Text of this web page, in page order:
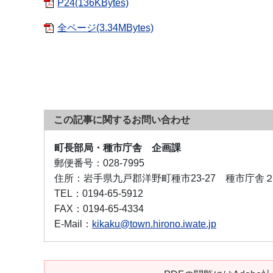
P24(136KBytes)
全ページ(3.34MBytes)
この記事に関するお問い合わせ
町長部局・種市庁舎 企画課
郵便番号： 028-7995
住所： 岩手県九戸郡洋野町種市23-27 種市庁舎
TEL： 0194-65-5912
FAX： 0194-65-4334
E-Mail： kikaku@town.hirono.iwate.jp